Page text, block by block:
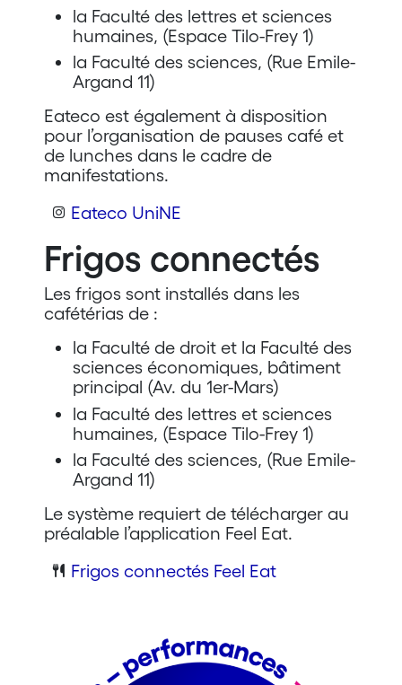
la Faculté des lettres et sciences
humaines, (Espace Tilo-Frey 1)
la Faculté des sciences, (Rue Emile-
Argand 11)
Eateco est également à disposition
pour l’organisation de pauses café et
de lunches dans le cadre de
manifestations.
Eateco UniNE
Frigos connectés
Les frigos sont installés dans les
cafétérias de :
la Faculté de droit et la Faculté des
sciences économiques, bâtiment
principal (Av. du 1er-Mars)
la Faculté des lettres et sciences
humaines, (Espace Tilo-Frey 1)
la Faculté des sciences, (Rue Emile-
Argand 11)
Le système requiert de télécharger au
préalable l’application Feel Eat.
Frigos connectés Feel Eat